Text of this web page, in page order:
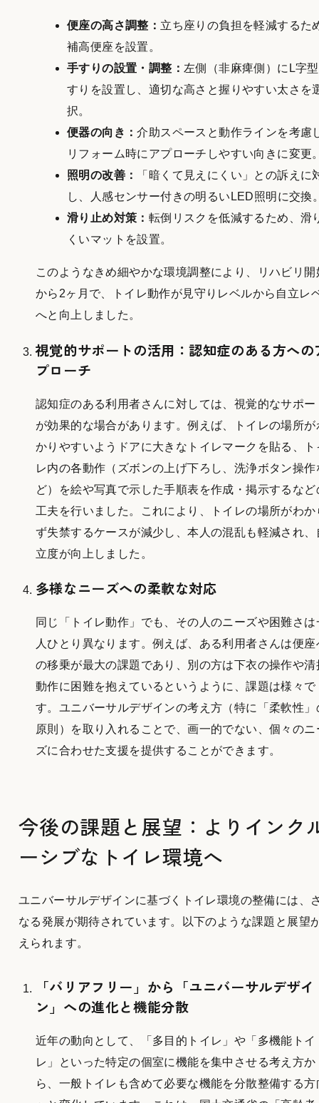
便座の高さ調整： 立ち座りの負担を軽減するた
補高便座を設置。
手すりの設置・調整： 左側（非麻痺側）にL字
すりを設置し、適切な高さと握りやすい太さを
択。
便器の向き：介助スペースと動作ラインを考慮
リフォーム時にアプローチしやすい向きに変更
照明の改善：
「暗くて見えにくい」との訴えに
し、人感センサー付きの明るいLED照明に交換
滑り止め対策： 転倒リスクを低減するため、滑
くいマットを設置。
このようなきめ細やかな環境調整により、リハビリ開
から2ヶ月で、トイレ動作が見守りレベルから自立レ
へと向上しました。
視覚的サポートの活用：認知症のある方への
プローチ
認知症のある利用者さんに対しては、視覚的なサポー
が効果的な場合があります。例えば、トイレの場所が
かりやすいようドアに大きなトイレマークを貼る、ト
レ内の各動作（ズボンの上げ下ろし、洗浄ボタン操作
ど）を絵や写真で示した手順表を作成・掲示するなど
工夫を行いました。これにより、トイレの場所がわか
ず失禁するケースが減少し、本人の混乱も軽減され、
立度が向上しました。
多様なニーズへの柔軟な対応
同じ「トイレ動作」でも、その人のニーズや困難さは
人ひとり異なります。例えば、ある利用者さんは便座
の移乗が最大の課題であり、別の方は下衣の操作や清
動作に困難を抱えているというように、課題は様々で
す。ユニバーサルデザインの考え方（特に「柔軟性」
原則）を取り入れることで、画一的でない、個々のニ
ズに合わせた支援を提供することができます。
今後の課題と展望：よりインク
ーシブなトイレ環境へ
ユニバーサルデザインに基づくトイレ環境の整備には、
なる発展が期待されています。以下のような課題と展望
えられます。
「バリアフリー」から「ユニバーサルデザイ
ン」への進化と機能分散
近年の動向として、「多目的トイレ」や「多機能トイ
レ」といった特定の個室に機能を集中させる考え方か
ら、一般トイレも含めて必要な機能を分散整備する方